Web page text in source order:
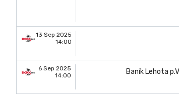
13 Sep 2025
14:00
6 Sep 2025
14:00
Baník Lehota